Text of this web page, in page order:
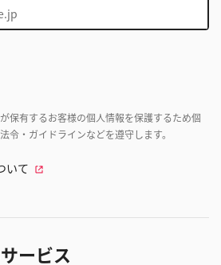
保有するお客様の個人情報を保護するため個
令・ガイドラインなどを遵守します。
いて
ービス